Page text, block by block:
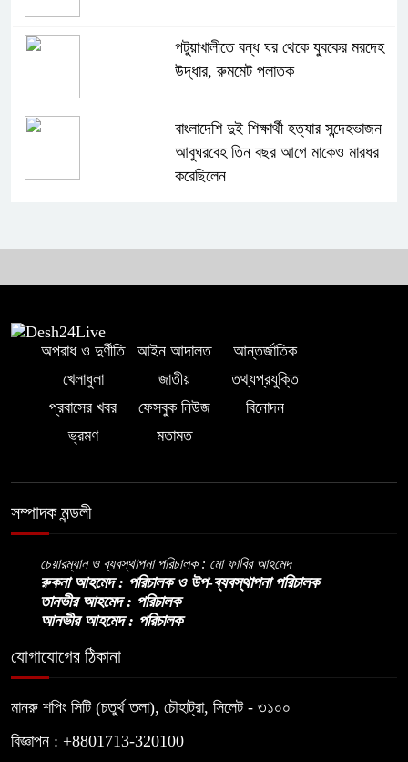
পটুয়াখালীতে বন্ধ ঘর থেকে যুবকের মরদেহ
উদ্ধার, রুমমেট পলাতক
বাংলাদেশি দুই শিক্ষার্থী হত্যার সন্দেহভাজন
আবুঘরবেহ তিন বছর আগে মাকেও মারধর
করেছিলেন
করলেন জামায়াত নেতা তাহের
বিএনপির প্রতি আস্থা হারাচ্ছি: সংসদে
নাহিদ ইসলামের মন্তব্য
ট্রাম্পকে ‘রাজার খোঁচা’ দিলেন ব্রিটিশ
অপরাধ ও দুর্ণীতি আইন আদালত
আন্তর্জাতিক
খেলাধুলা
জাতীয়
তথ্যপ্রযুক্তি
প্রবাসের খবর
ফেসবুক নিউজ
বিনোদন
ভ্রমণ
মতামত
সম্পাদক মন্ডলী
চেয়ারম্যান ও ব্যবস্থাপনা পরিচালক : মো ফাবির আহমেদ
রুকনা আহমেদ : পরিচালক ও উপ-ব্যবস্থাপনা পরিচালক
তানভীর আহমেদ : পরিচালক
আনভীর আহমেদ : পরিচালক
যোগাযোগের ঠিকানা
মানরু শপিং সিটি (চতুর্থ তলা), চৌহাট্রা, সিলেট - ৩১০০
বিজ্ঞাপন : +8801713-320100